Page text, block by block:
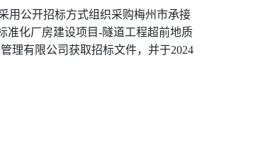
用公开招标方式组织采购梅州市承接
准化厂房建设项目-隧道工程超前地质
理有限公司获取招标文件，并于2024